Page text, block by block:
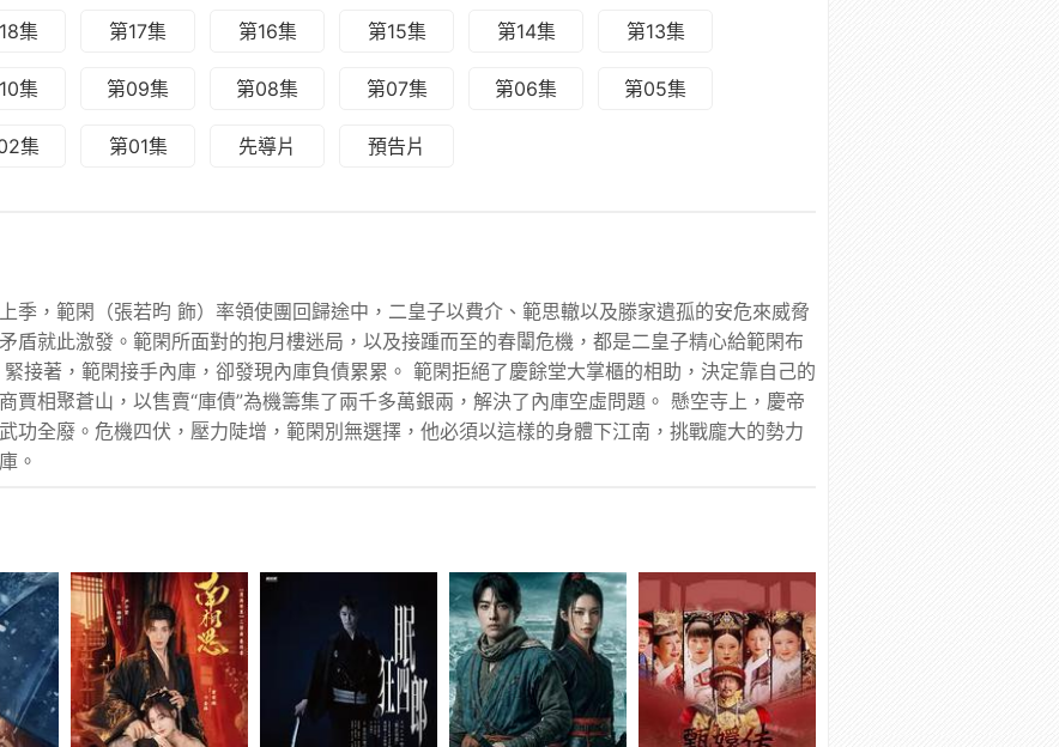
集 第17集 第16集 第15集 第14集 第13集
集 第09集 第08集 第07集 第06集 第05集
集 第01集 先導片 預告片
季，範閑（張若昀 飾）率領使團回歸途中，二皇子以費介、範思轍以及滕家遺孤的安危來威脅
盾就此激發。範閑所面對的抱月樓迷局，以及接踵而至的春闈危機，都是二皇子精心給範閑布
接著，範閑接手內庫，卻發現內庫負債累累。 範閑拒絕了慶餘堂大掌櫃的相助，決定靠自己的
賈相聚蒼山，以售賣“庫債”為機籌集了兩千多萬銀兩，解決了內庫空虛問題。 懸空寺上，慶帝
功全廢。危機四伏，壓力陡增，範閑別無選擇，他必須以這樣的身體下江南，挑戰龐大的勢力
。